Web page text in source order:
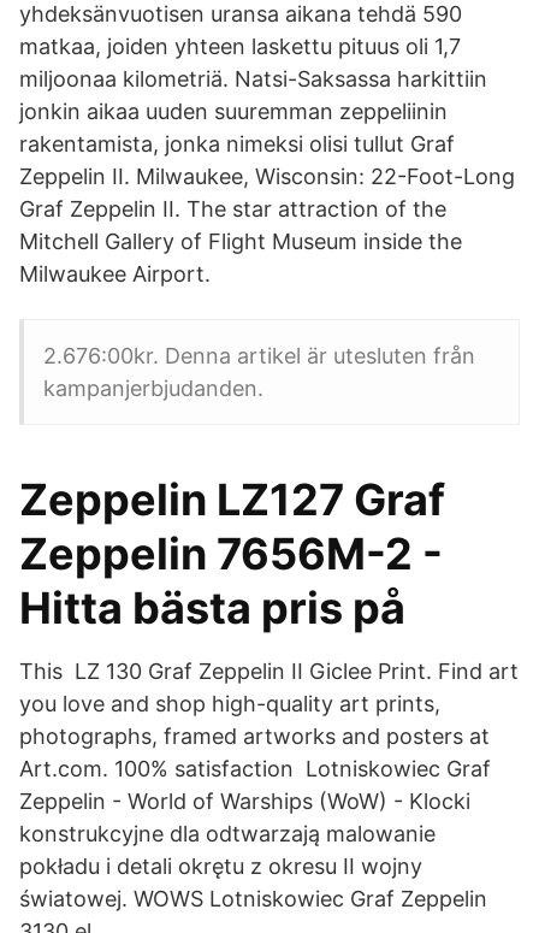
yhdeksänvuotisen uransa aikana tehdä 590
matkaa, joiden yhteen laskettu pituus oli 1,7
miljoonaa kilometriä. Natsi-Saksassa harkittiin
jonkin aikaa uuden suuremman zeppeliinin
rakentamista, jonka nimeksi olisi tullut Graf
Zeppelin II. Milwaukee, Wisconsin: 22-Foot-Long
Graf Zeppelin II. The star attraction of the
Mitchell Gallery of Flight Museum inside the
Milwaukee Airport.
2.676:00kr. Denna artikel är utesluten från
kampanjerbjudanden.
Zeppelin LZ127 Graf
Zeppelin 7656M-2 -
Hitta bästa pris på
This LZ 130 Graf Zeppelin II Giclee Print. Find art
you love and shop high-quality art prints,
photographs, framed artworks and posters at
Art.com. 100% satisfaction Lotniskowiec Graf
Zeppelin - World of Warships (WoW) - Klocki
konstrukcyjne dla odtwarzają malowanie
pokładu i detali okrętu z okresu II wojny
światowej. WOWS Lotniskowiec Graf Zeppelin